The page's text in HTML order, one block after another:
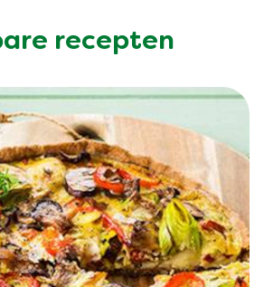
de eerste om te
Schrijf een recensie
Een vraag stellen